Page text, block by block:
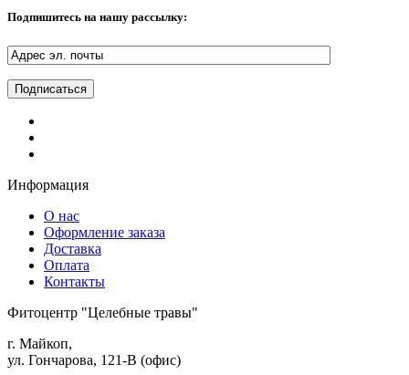
Подпишитесь на нашу рассылку:
Информация
О нас
Оформление заказа
Доставка
Оплата
Контакты
Фитоцентр "Целебные травы"
г. Майкоп,
ул. Гончарова, 121-В (офис)